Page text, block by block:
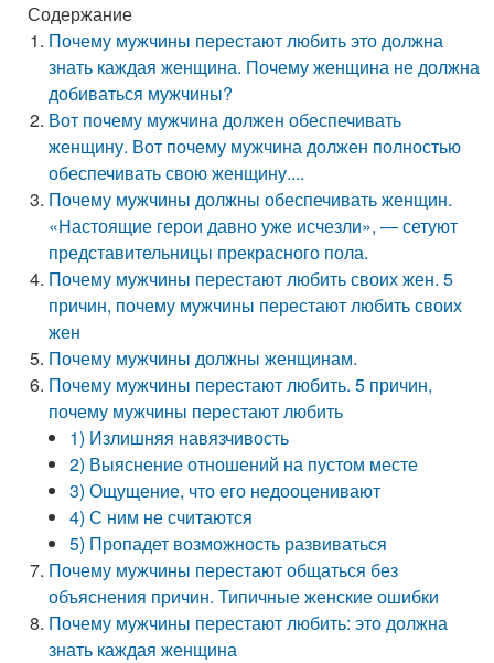
Содержание
Почему мужчины перестают любить это должна
знать каждая женщина. Почему женщина не должна
добиваться мужчины?
Вот почему мужчина должен обеспечивать
женщину. Вот почему мужчина должен полностью
обеспечивать свою женщину....
Почему мужчины должны обеспечивать женщин.
«Настоящие герои давно уже исчезли», — сетуют
представительницы прекрасного пола.
Почему мужчины перестают любить своих жен. 5
причин, почему мужчины перестают любить своих
жен
Почему мужчины должны женщинам.
Почему мужчины перестают любить. 5 причин,
почему мужчины перестают любить
1) Излишняя навязчивость
2) Выяснение отношений на пустом месте
3) Ощущение, что его недооценивают
4) С ним не считаются
5) Пропадет возможность развиваться
Почему мужчины перестают общаться без
объяснения причин. Типичные женские ошибки
Почему мужчины перестают любить: это должна
знать каждая женщина